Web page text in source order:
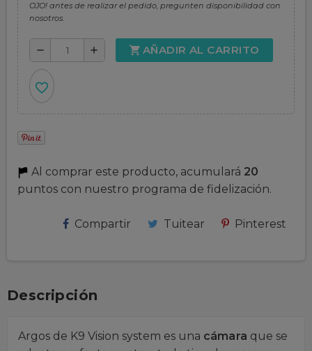
OJO! antes de realizar el pedido, pregunten disponibilidad con
nosotros.
remove add shopping_cart AÑADIR AL CARRITO
favorite_border
Al comprar este producto, acumulará 20
puntos con nuestro programa de fidelización.
Compartir Tuitear Pinterest
Descripción
Argos de K9 Vision system es una cámara que se